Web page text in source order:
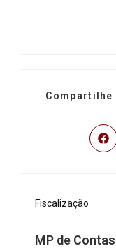
Compartilhe
Fiscalização
MP de